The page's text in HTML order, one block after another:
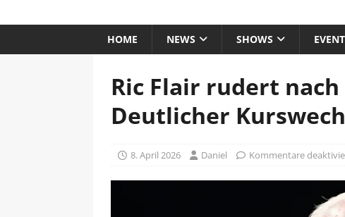
HOME NEWS SHOWS
Ric Flair rudert
Deutlicher
8. April 2026 Daniel Kommentare